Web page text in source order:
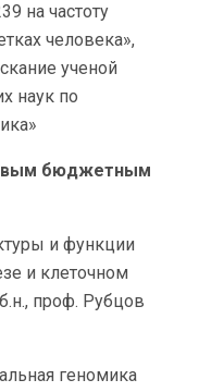
на частоту
человека»,
ученой
наук по
бюджетным
и функции
и клеточном
проф. Рубцов
геномика